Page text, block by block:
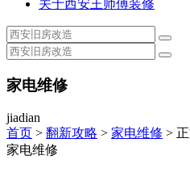
关于西安王师傅装修
家电维修
jiadian
首页 > 翻新攻略 > 家电维修 >
家电维修